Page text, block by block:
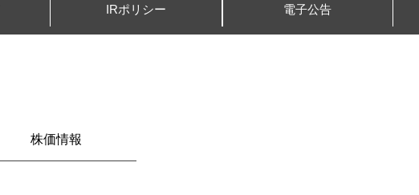
IRポリシー 電子公告
株価情報